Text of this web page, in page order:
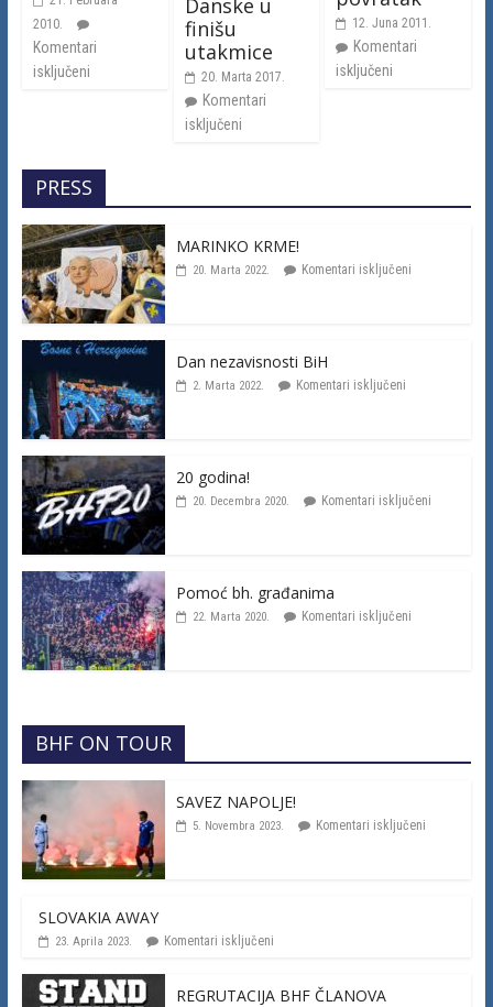
2010.
Komentari
isključeni
finišu
utakmice
20. Marta 2017.
Komentari
isključeni
12. Juna 2011.
Komentari
isključeni
PRESS
MARINKO KRME!
20. Marta 2022. Komentari isključeni
Dan nezavisnosti BiH
2. Marta 2022. Komentari isključeni
20 godina!
20. Decembra 2020. Komentari isključeni
Pomoć bh. građanima
22. Marta 2020. Komentari isključeni
BHF ON TOUR
SAVEZ NAPOLJE!
5. Novembra 2023. Komentari isključeni
SLOVAKIA AWAY
23. Aprila 2023. Komentari isključeni
REGRUTACIJA BHF ČLANOVA